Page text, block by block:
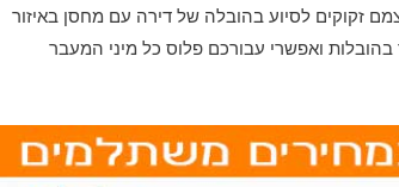
זקוקים לסיוע בהובלה של דירה עם מחסן באיזור
ואפשרי עבורכם פלוס כל מיני המעבר